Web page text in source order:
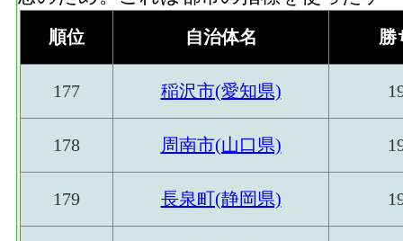
順位 自治体名 勝
177 稲沢市(愛知県)
178 周南市(山口県)
179 長泉町(静岡県)